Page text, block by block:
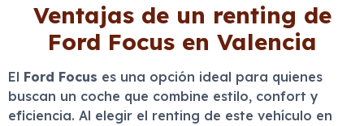
Ventajas de un renting de
Ford Focus en Valencia
El Ford Focus es una opción ideal para quienes
buscan un coche que combine estilo, confort y
eficiencia. Al elegir el renting de este vehículo en